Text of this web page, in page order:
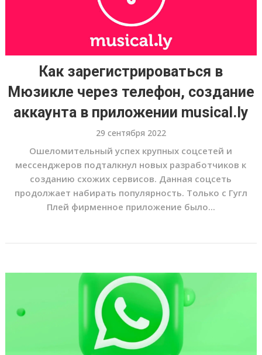
Как зарегистрироваться в
Мюзикле через телефон, создание
аккаунта в приложении musical.ly
29 сентября 2022
Ошеломительный успех крупных соцсетей и
мессенджеров подталкнул новых разработчиков к
созданию схожих сервисов. Данная соцсеть
продолжает набирать популярность. Только с Гугл
Плей фирменное приложение было...